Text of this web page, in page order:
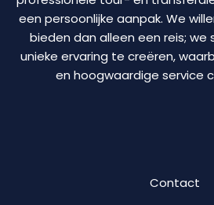
een persoonlijke aanpak. We
bieden dan alleen een reis; we
unieke ervaring te creëren,
en hoogwaardige service
Contact